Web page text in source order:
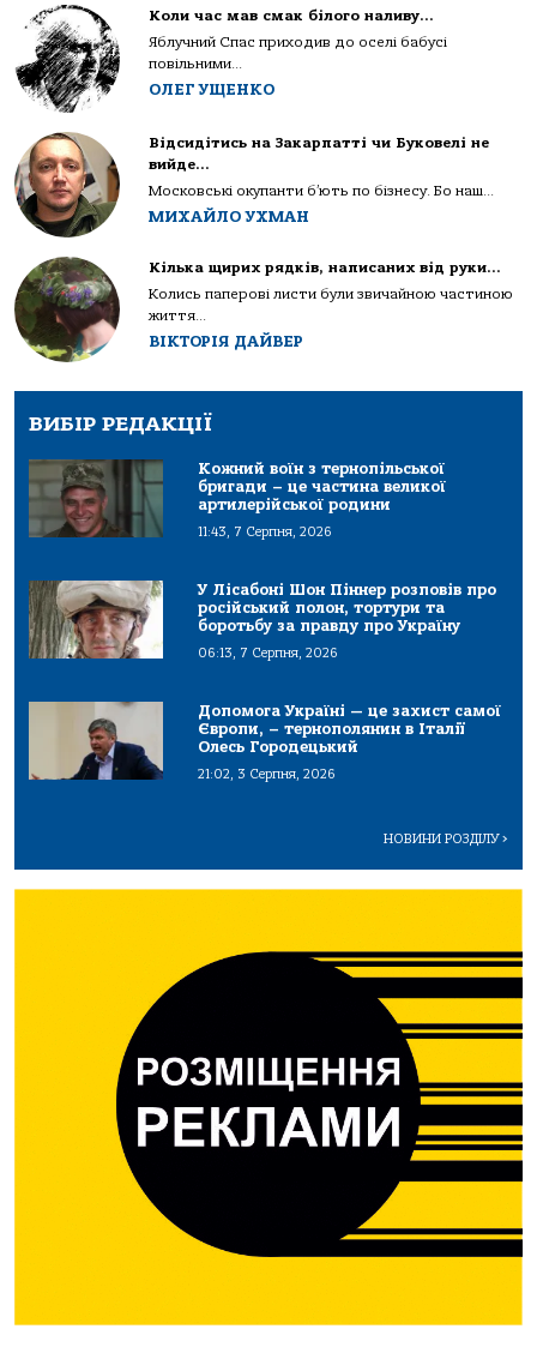
Коли час мав смак білого наливу…
Яблучний Спас приходив до оселі бабусі
повільними...
ОЛЕГ УЩЕНКО
Відсидітись на Закарпатті чи Буковелі не
вийде…
Московські окупанти б’ють по бізнесу. Бо наш...
МИХАЙЛО УХМАН
Кілька щирих рядків, написаних від руки…
Колись паперові листи були звичайною частиною
життя...
ВІКТОРІЯ ДАЙВЕР
ВИБІР РЕДАКЦІЇ
Кожний воїн з тернопільської
бригади – це частина великої
артилерійської родини
11:43, 7 Серпня, 2026
У Лісабоні Шон Піннер розповів про
російський полон, тортури та
боротьбу за правду про Україну
06:13, 7 Серпня, 2026
Допомога Україні — це захист самої
Європи, – тернополянин в Італії
Олесь Городецький
21:02, 3 Серпня, 2026
НОВИНИ РОЗДІЛУ>